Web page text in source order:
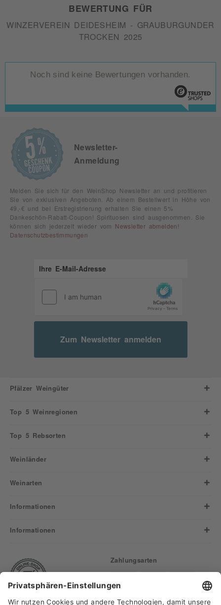
BEWERTUNG FÜR
WINZERVEREIN DEIDESHEIM - GRAUBURGUNDER
TROCKEN 2025
Noch sind keine Bewertungen vorhanden.
Newsletter-
Anmeldung
Melden Sie sich für den WeinShop Newsletter an und profitieren
Sie von exklusiven Angeboten. Ab einem Bestellwert in Höhe von
49,-€ und bei Erstregistrierung erhalten Sie einen 5%
Dankeschön-Rabatt-Coupon! Spirituosen sind ausgenommen. Sie
können sich jederzeit wieder vom Newsletter abmelden !
Datenschutzbestimmungen
Zum Newsletter anmelden
Pfälzer Weingüter
Top 5 Weinregionen
Top 5 Rebsorten
Weinländer
Weinarten
Informationen
Informationen
Zahlungsarten